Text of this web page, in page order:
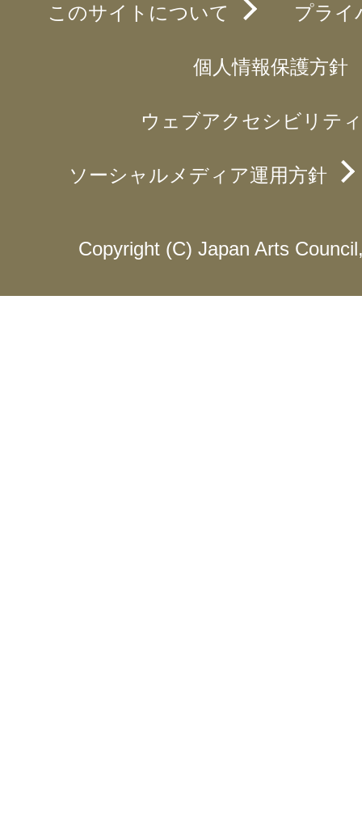
このサイトについて プライ
個人情報保護方針
ウェブアクセシビリテ
ソーシャルメディア運用方針
Copyright (C) Japan Arts